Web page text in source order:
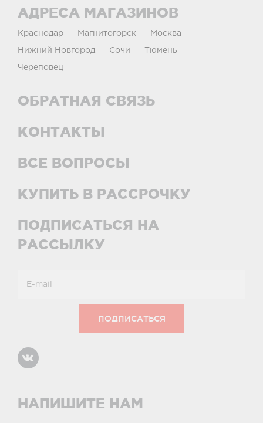
АДРЕСА МАГАЗИНОВ
Краснодар Магнитогорск Москва
Нижний Новгород Сочи Тюмень
Череповец
ОБРАТНАЯ СВЯЗЬ
КОНТАКТЫ
ВСЕ ВОПРОСЫ
КУПИТЬ В РАССРОЧКУ
ПОДПИСАТЬСЯ НА
РАССЫЛКУ
НАПИШИТЕ НАМ